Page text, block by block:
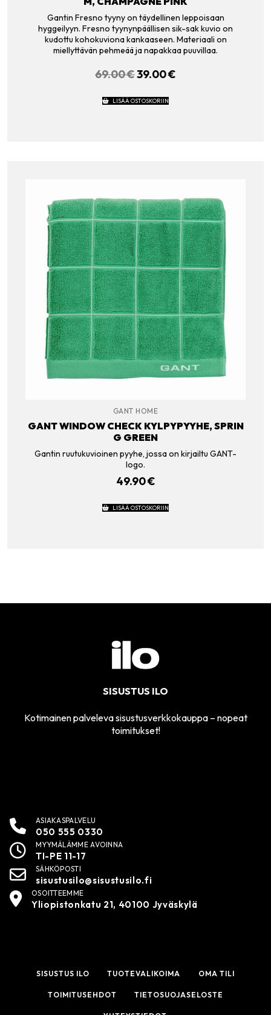
Gantin Fresno tyyny on täydellinen leppoisaan
hyggeilyyn. Fresno tyynynpäällisen sik-sak kuvio on
kudottu kohokuviona kankaaseen. Materiaali on
miellyttävän pehmeää ja napakkaa puuvillaa.
69.00€ALKUPERÄINEN
OLI:
69.00 €.
39.00€
LISÄÄ OSTOSKORIIN
GANT HOME
GANT WINDOW CHECK KYLPYPYYHE, SPRIN
G GREEN
Gantin ruutukuvioinen pyyhe, jossa on kirjailtu GANT-
logo.
49.90€
LISÄÄ OSTOSKORIIN
SISUSTUS ILO
Kotimainen palveleva sisustusverkkokauppa – nopeat
toimitukset!
ASIAKASPALVELU
050 555 0330
MYYMÄLÄMME AVOINNA
TI-PE 11-17
SÄHKÖPOSTI
sisustusilo@sisustusilo.fi
OSOITTEEMME
Yliopistonkatu 21, 40100 Jyväskylä
SISUSTUS ILO TUOTEVALIKOIMA OMA TILI
TOIMITUSEHDOT TIETOSUOJASELOSTE